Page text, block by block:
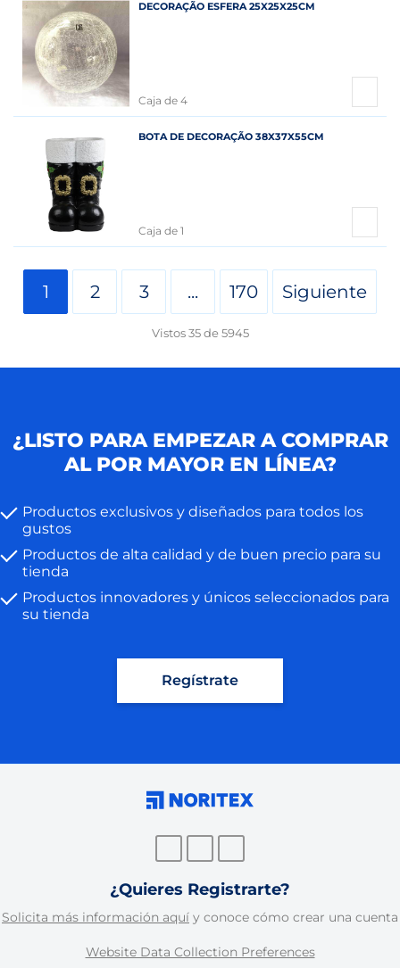
DECORAÇÃO ESFERA 25X25X25CM
Caja de 4
BOTA DE DECORAÇÃO 38X37X55CM
Caja de 1
1 2 3 ... 170 Siguiente
Vistos 35 de 5945
¿LISTO PARA EMPEZAR A COMPRAR
AL POR MAYOR EN LÍNEA?
Productos exclusivos y diseñados para todos los
gustos
Productos de alta calidad y de buen precio para su
tienda
Productos innovadores y únicos seleccionados para
su tienda
Regístrate
¿Quieres Registrarte?
Solicita más información aquí y conoce cómo crear una cuenta
Website Data Collection Preferences